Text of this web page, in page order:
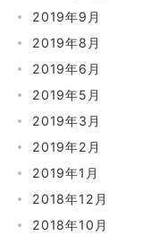
2019年9月
2019年8月
2019年6月
2019年5月
2019年3月
2019年2月
2019年1月
2018年12月
2018年10月